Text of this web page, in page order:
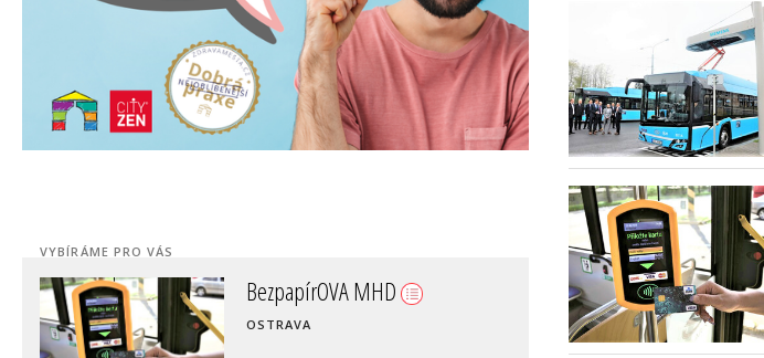
VYBÍRÁME PRO VÁS
BezpapírOVA MHD
OSTRAVA